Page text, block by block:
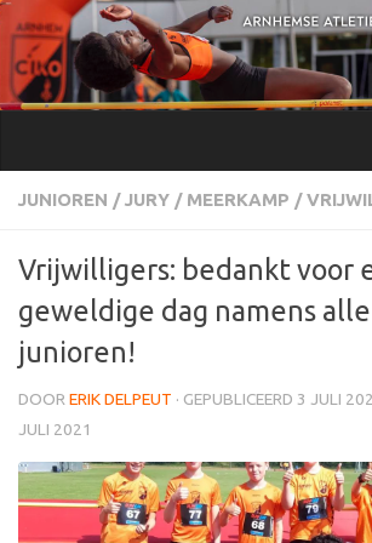
Doorgaan naar inhoud
JUNIOREN / JURY / MEERKAMP /
Vrijwilligers: bedankt voor
geweldige dag namens
junioren!
DOOR ERIK DELPEUT · GEPUBLICEERD 3 JULI
JULI 2021